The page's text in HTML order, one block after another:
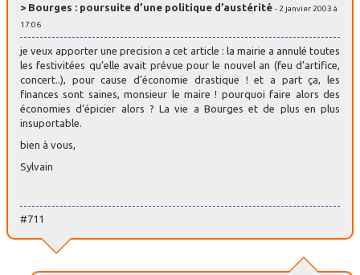
> Bourges : poursuite d’une politique d’austérité - 2 janvier 2003 à
17:06
je veux apporter une precision a cet article : la mairie a annulé toutes
les festivitées qu’elle avait prévue pour le nouvel an (feu d’artifice,
concert..), pour cause d’économie drastique ! et a part ça, les
finances sont saines, monsieur le maire ! pourquoi faire alors des
économies d’épicier alors ? La vie a Bourges et de plus en plus
insuportable.
bien à vous,
Sylvain
#711